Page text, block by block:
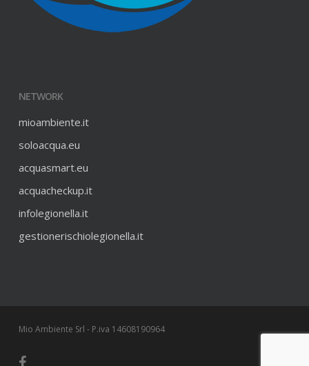
NETWORK
mioambiente.it
soloacqua.eu
acquasmart.eu
acquacheckup.it
infolegionella.it
gestionerischiolegionella.it
Mio Ambiente Srl - P.iva 14608190964
facebook